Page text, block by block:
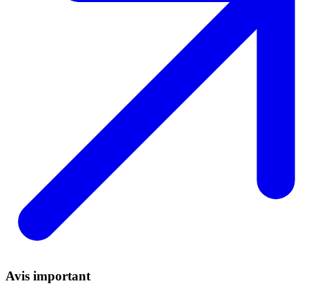
Avis important